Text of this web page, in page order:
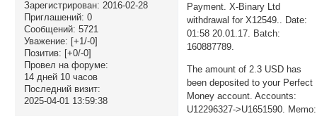
Зарегистрирован: 2016-02-28
Приглашений: 0
Сообщений: 5721
Уважение: [+1/-0]
Позитив: [+0/-0]
Провел на форуме:
14 дней 10 часов
Последний визит:
2025-04-01 13:59:38
Payment. X-Binary Ltd
withdrawal for X12549.. Date:
01:58 20.01.17. Batch:
160887789.
The amount of 2.3 USD has
been deposited to your Perfect
Money account. Accounts:
U12296327->U1651590. Memo: